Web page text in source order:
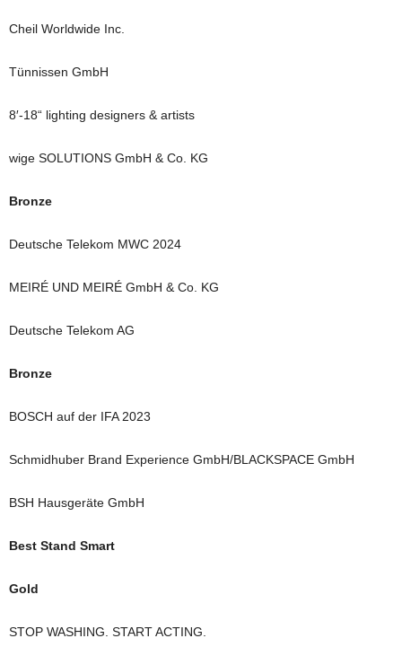
Cheil Worldwide Inc.
Tünnissen GmbH
8′-18“ lighting designers & artists
wige SOLUTIONS GmbH & Co. KG
Bronze
Deutsche Telekom MWC 2024
MEIRÉ UND MEIRÉ GmbH & Co. KG
Deutsche Telekom AG
Bronze
BOSCH auf der IFA 2023
Schmidhuber Brand Experience GmbH/BLACKSPACE GmbH
BSH Hausgeräte GmbH
Best Stand Smart
Gold
STOP WASHING. START ACTING.